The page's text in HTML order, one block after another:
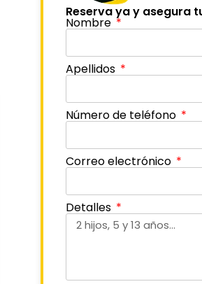
Reserva ya y asegura
Nombre
Apellidos
Número de teléfono
Correo electrónico
Detalles